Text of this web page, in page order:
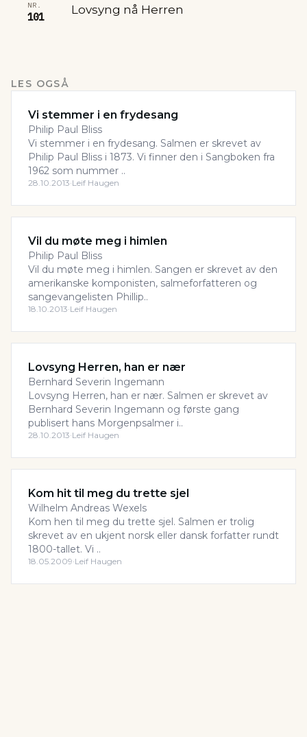
NR.
101
Lovsyng nå Herren
LES OGSÅ
Vi stemmer i en frydesang
Philip Paul Bliss
Vi stemmer i en frydesang. Salmen er skrevet av
Philip Paul Bliss i 1873. Vi finner den i Sangboken fra
1962 som nummer ..
28.10.2013·Leif Haugen
Vil du møte meg i himlen
Philip Paul Bliss
Vil du møte meg i himlen. Sangen er skrevet av den
amerikanske komponisten, salmeforfatteren og
sangevangelisten Phillip..
18.10.2013·Leif Haugen
Lovsyng Herren, han er nær
Bernhard Severin Ingemann
Lovsyng Herren, han er nær. Salmen er skrevet av
Bernhard Severin Ingemann og første gang
publisert hans Morgenpsalmer i..
28.10.2013·Leif Haugen
Kom hit til meg du trette sjel
Wilhelm Andreas Wexels
Kom hen til meg du trette sjel. Salmen er trolig
skrevet av en ukjent norsk eller dansk forfatter rundt
1800-tallet. Vi ..
18.05.2009·Leif Haugen